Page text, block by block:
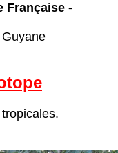
Française -